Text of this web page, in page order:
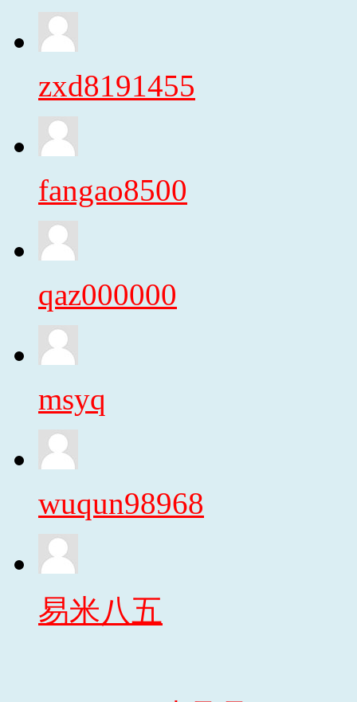
zxd8191455
fangao8500
qaz000000
msyq
wuqun98968
易米八五